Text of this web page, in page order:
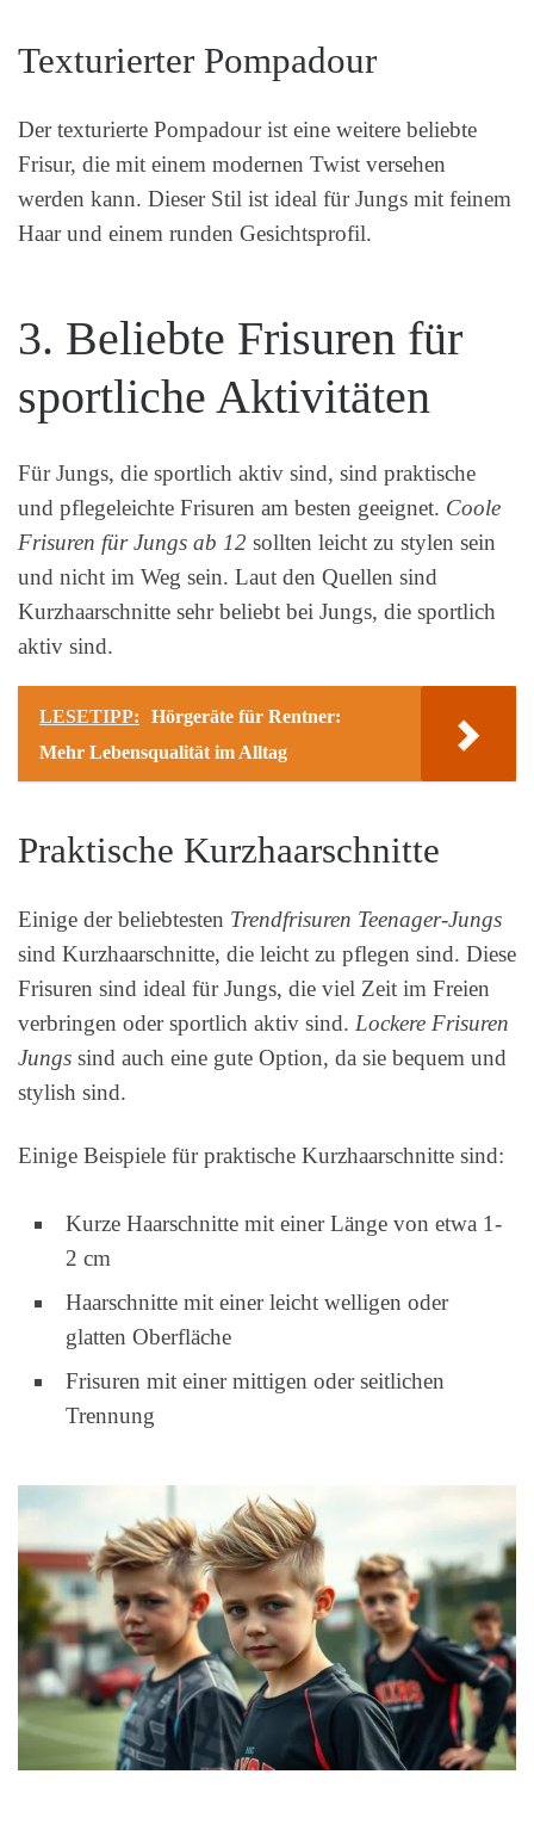
Texturierter Pompadour
Der texturierte Pompadour ist eine weitere beliebte
Frisur, die mit einem modernen Twist versehen
werden kann. Dieser Stil ist ideal für Jungs mit feinem
Haar und einem runden Gesichtsprofil.
3. Beliebte Frisuren für
sportliche Aktivitäten
Für Jungs, die sportlich aktiv sind, sind praktische
und pflegeleichte Frisuren am besten geeignet. Coole
Frisuren für Jungs ab 12 sollten leicht zu stylen sein
und nicht im Weg sein. Laut den Quellen sind
Kurzhaarschnitte sehr beliebt bei Jungs, die sportlich
aktiv sind.
LESETIPP:
Hörgeräte für Rentner:
Mehr Lebensqualität im Alltag
Praktische Kurzhaarschnitte
Einige der beliebtesten Trendfrisuren Teenager-Jungs
sind Kurzhaarschnitte, die leicht zu pflegen sind. Diese
Frisuren sind ideal für Jungs, die viel Zeit im Freien
verbringen oder sportlich aktiv sind. Lockere Frisuren
Jungs sind auch eine gute Option, da sie bequem und
stylish sind.
Einige Beispiele für praktische Kurzhaarschnitte sind:
Kurze Haarschnitte mit einer Länge von etwa 1-
2 cm
Haarschnitte mit einer leicht welligen oder
glatten Oberfläche
Frisuren mit einer mittigen oder seitlichen
Trennung